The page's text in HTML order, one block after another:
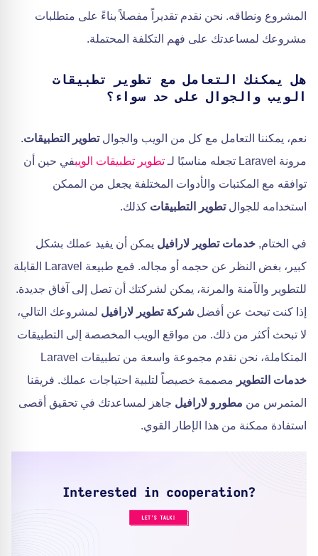
المشروع ونطاقه. نحن نقدم تقديراً مفصلاً بناءً على متطلبات
مشروعك لمساعدتك على فهم التكلفة المحتملة.
هل يمكنك التعامل مع تطوير تطبيقات
الويب والجوال على حد سواء؟
نعم، يمكننا التعامل مع كل من الويب والجوالتطوير التطبيقات.
مرونة Laravel تجعله مناسبًا لـ
تطوير تطبيقات الويبفي حين أن
توافقه مع المكتبات والأدوات المختلفة يجعل من الممكن
استخدامه للجوالتطوير التطبيقات كذلك.
في الختام, خدمات تطوير لارافيل يمكن أن يفيد عملك بشكل
كبير، بغض النظر عن حجمه أو مجاله. فمع طبيعة Laravel القابلة
للتطوير والآمنة والمرنة، يمكن لشركتك أن تصل إلى آفاق جديدة.
إذا كنت تبحث عن أفضل شركة تطوير لارافيل لمشروعك التالي،
لا تبحث أكثر من ذلك. من مواقع الويب المخصصة إلى التطبيقات
المتكاملة، نحن نقدم مجموعة واسعة من تطبيقات Laravel
خدمات التطوير مصممة خصيصاً لتلبية احتياجات عملك. فريقنا
المتمرس من مطورو لارافيل جاهز لمساعدتك في تحقيق أقصى
استفادة ممكنة من هذا الإطار القوي.